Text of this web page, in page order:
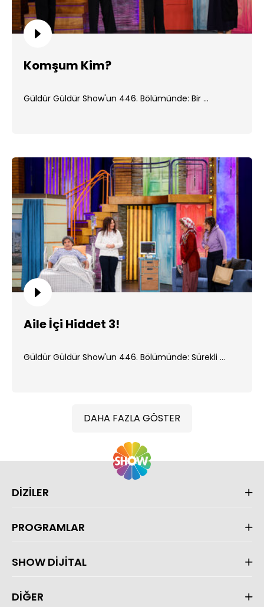
Komşum Kim?
Güldür Güldür Show'un 446. Bölümünde: Bir ...
Aile İçi Hiddet 3!
Güldür Güldür Show'un 446. Bölümünde: Sürekli ...
DAHA FAZLA GÖSTER
DİZİLER
PROGRAMLAR
SHOW DİJİTAL
DİĞER